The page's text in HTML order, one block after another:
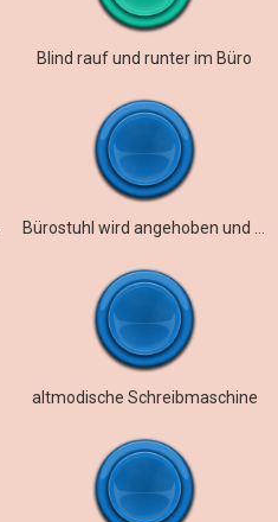
Blind rauf und runter im Büro
altmodische Schreibmaschine